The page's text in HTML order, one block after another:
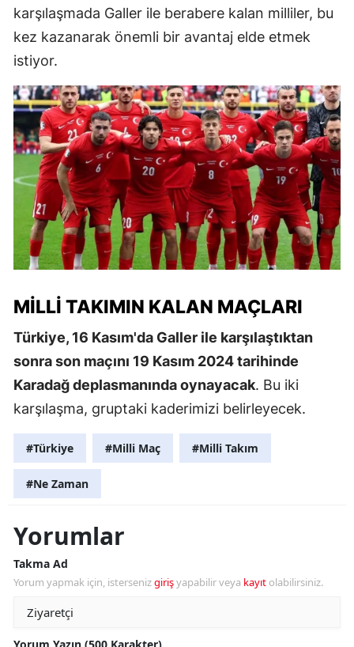
karşılaşmada Galler ile berabere kalan milliler, bu
kez kazanarak önemli bir avantaj elde etmek
istiyor.
MILLI TAKIMIN KALAN MAÇLARI
Türkiye, 16 Kasım'da Galler ile karşılaştıktan
sonra son maçını 19 Kasım 2024 tarihinde
Karadağ deplasmanında oynayacak. Bu iki
karşılaşma, gruptaki kaderimizi belirleyecek.
#Türkiye #Milli Maç #Milli Takım
#Ne Zaman
Yorumlar
Takma Ad
Yorum yapmak için, istersenizgirişyapabilir veya kayıt olabilirsiniz.